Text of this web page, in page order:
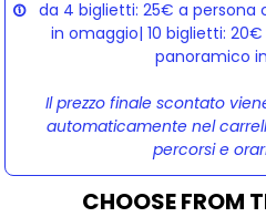
da 4 biglietti: 25€ a
in omaggio| 10 biglietti:
panoramico
Il prezzo finale scontato
automaticamente nel
percorsi e
CHOOSE FROM